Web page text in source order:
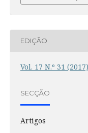
EDIÇÃO
Vol. 17 N.º 31
SECÇÃO
Artigos